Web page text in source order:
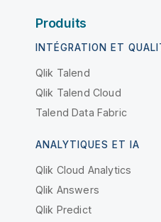
Produits
INTÉGRATION ET
Qlik Talend
Qlik Talend Cloud
Talend Data Fabric
ANALYTIQUES ET IA
Qlik Cloud Analytics
Qlik Answers
Qlik Predict